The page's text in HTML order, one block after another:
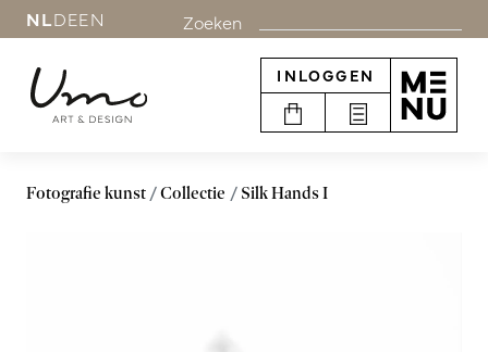
NLDEEN Zoeken
INLOGGEN
Fotografie kunst Collectie Silk Hands I